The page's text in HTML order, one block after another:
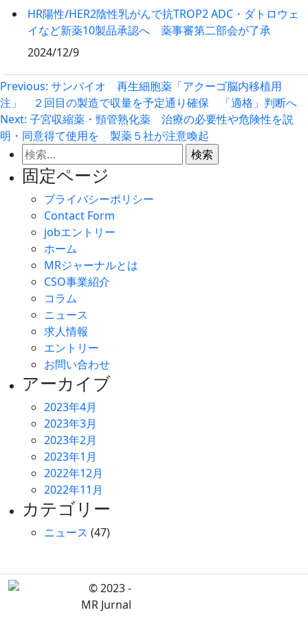
HR陽性/HER2陰性乳がんで抗TROP2 ADC・ダトロウェ
イなど新薬10製品承認へ 薬事審第二部会が了承
2024/12/9
投
稿
ナ
ビ
ゲ
Previous: サンバイオ 再生細胞薬「アクーゴ脳内移植用
注」 ２回目の製造で収量を予定通り確保 「適格」判断へ
Next: 子宮収縮薬・頸管熟化薬 治療の必要性や危険性を説
明・同意得て使用を 製薬５社が注意喚起
検
索:
固定ページ
プライバシーポリシー
Contact Form
jobエントリー
ホーム
MRジャーナルとは
CSO事業紹介
コラム
ニュース
求人情報
エントリー
お問い合わせ
アーカイブ
2023年4月
2023年3月
2023年2月
2023年1月
2022年12月
2022年11月
カテゴリー
ニュース (47)
© 2023 -
MR Jurnal